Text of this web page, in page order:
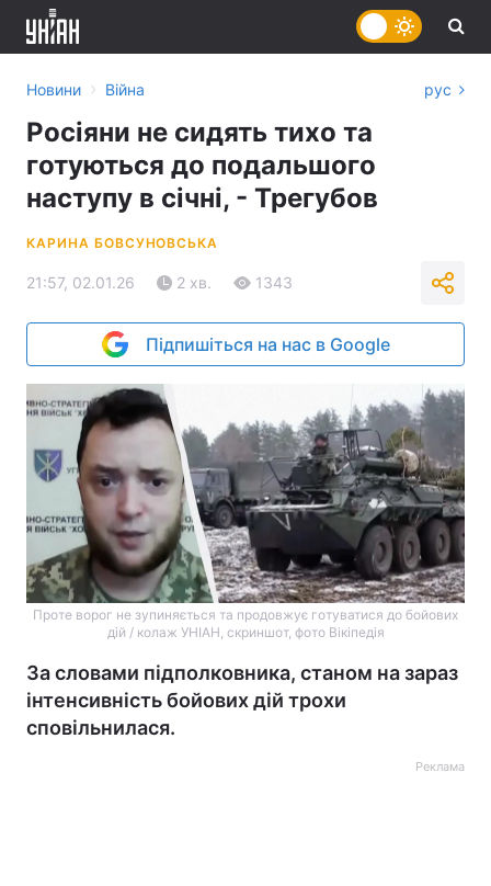
Новини › Війна рус
Росіяни не сидять тихо та
готуються до подальшого
наступу в січні, - Трегубов
КАРИНА БОВСУНОВСЬКА
21:57, 02.01.26 2 хв. 1343
Підпишіться на нас в Google
Проте ворог не зупиняється та продовжує готуватися до бойових
дій / колаж УНІАН, скриншот, фото Вікіпедія
За словами підполковника, станом на зараз
інтенсивність бойових дій трохи
сповільнилася.
Реклама